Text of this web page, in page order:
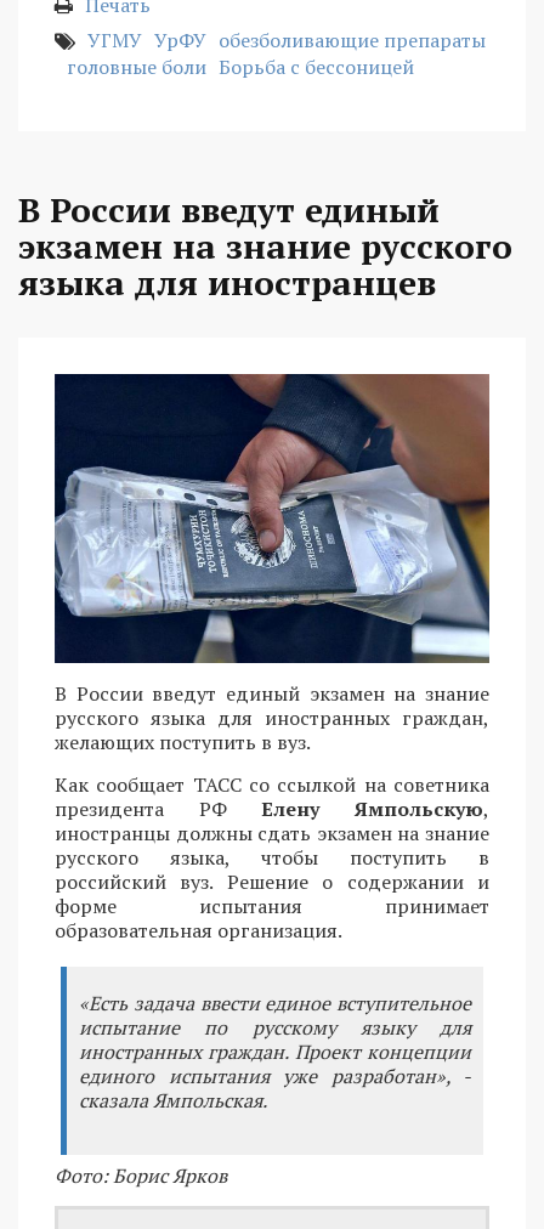
УГМУ УрФУ обезболивающие препараты
головные боли Борьба с бессоницей
В России введут единый
экзамен на знание русского
языка для иностранцев
В России введут единый экзамен на знание
русского языка для иностранных граждан,
желающих поступить в вуз.
Как сообщает ТАСС со ссылкой на советника
президента РФЕлену Ямпольскую,
иностранцы должны сдать экзамен на знание
русского языка, чтобы поступить в
российский вуз. Решение о содержании и
форме испытания принимает
образовательная организация.
«Есть задача ввести единое вступительное
испытание по русскому языку для
иностранных граждан. Проект концепции
единого испытания уже разработан», -
сказала Ямпольская.
Фото: Борис Ярков